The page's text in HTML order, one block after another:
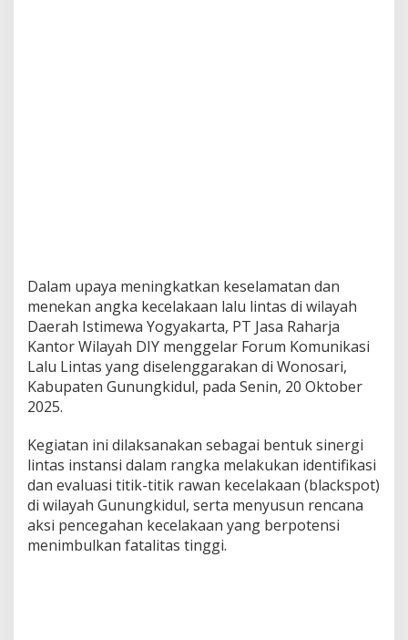
Dalam upaya meningkatkan keselamatan dan
menekan angka kecelakaan lalu lintas di wilayah
Daerah Istimewa Yogyakarta, PT Jasa Raharja
Kantor Wilayah DIY menggelar Forum Komunikasi
Lalu Lintas yang diselenggarakan di Wonosari,
Kabupaten Gunungkidul, pada Senin, 20 Oktober
2025.
Kegiatan ini dilaksanakan sebagai bentuk sinergi
lintas instansi dalam rangka melakukan identifikasi
dan evaluasi titik-titik rawan kecelakaan (blackspot)
di wilayah Gunungkidul, serta menyusun rencana
aksi pencegahan kecelakaan yang berpotensi
menimbulkan fatalitas tinggi.